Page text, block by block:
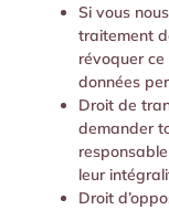
Si vous
traitement
révoquer
données
Droit de
demander
leur
Droit